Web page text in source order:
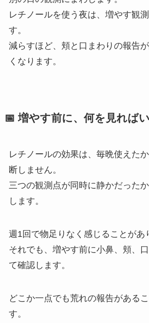
レチノールを使う夜は、増やす観
す。
減らすほど、頬と口まわりの報告
くなります。
📅 増やす前に、何を見れば
レチノールの効果は、毎晩使えた
断しません。
三つの観測点が同時に静かだった
します。
週1回で物足りなく感じることがあ
それでも、増やす前に小鼻、頬、
て確認します。
どこか一点でも荒れの報告がある
す。